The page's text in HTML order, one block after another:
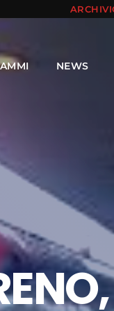
NEWS